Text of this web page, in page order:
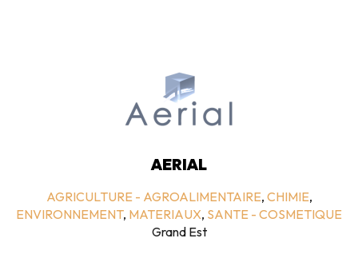
AERIAL
AGRICULTURE - AGROALIMENTAIRE, CHIMIE,
ENVIRONNEMENT, MATERIAUX, SANTE - COSMETIQUE
Grand Est